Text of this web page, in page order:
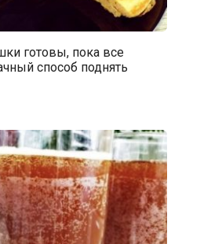
готовы, пока все
способ поднять